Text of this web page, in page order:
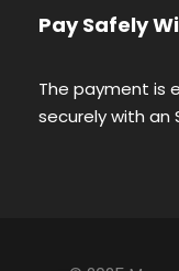
Pay Safely
The payment is
securely with an